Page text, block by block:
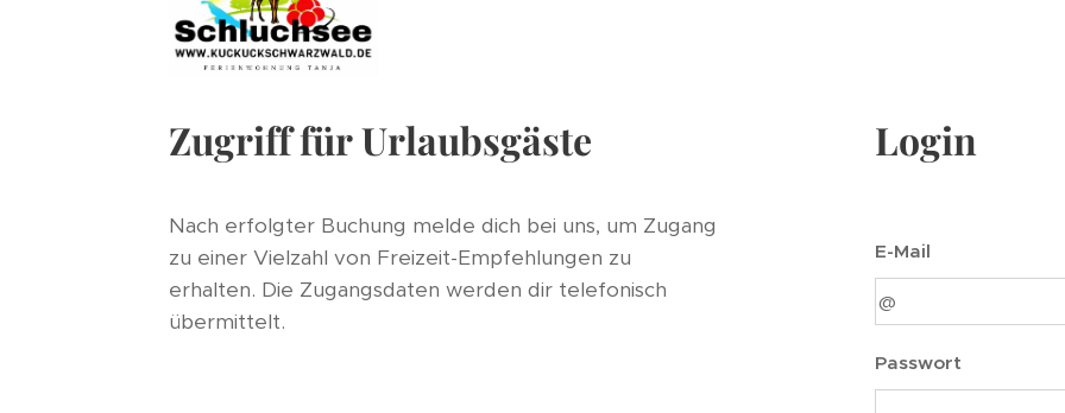
Zugriff für Urlaubsgäste
Nach erfolgter Buchung melde dich bei uns, um Zugang
zu einer Vielzahl von Freizeit-Empfehlungen zu
erhalten. Die Zugangsdaten werden dir telefonisch
übermittelt.
Login
E-Mail
Passwort